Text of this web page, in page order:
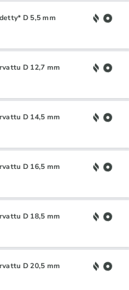
D 5,5 mm
D 12,7 mm
D 14,5 mm
D 16,5 mm
D 18,5 mm
D 20,5 mm